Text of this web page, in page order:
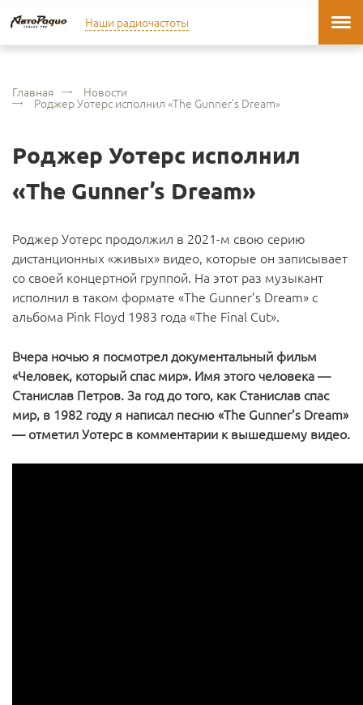
Наши радиочастоты
Главная Новости
Роджер Уотерс исполнил «The Gunner’s Dream»
Роджер Уотерс исполнил
«The Gunner’s Dream»
Роджер Уотерс продолжил в 2021-м свою серию
дистанционных «живых» видео, которые он записывает
со своей концертной группой. На этот раз музыкант
исполнил в таком формате «The Gunner’s Dream» с
альбома Pink Floyd 1983 года «The Final Cut».
Вчера ночью я посмотрел документальный фильм
«Человек, который спас мир». Имя этого человека —
Станислав Петров. За год до того, как Станислав спас
мир, в 1982 году я написал песню «The Gunner’s Dream»
— отметил Уотерс в комментарии к вышедшему видео.